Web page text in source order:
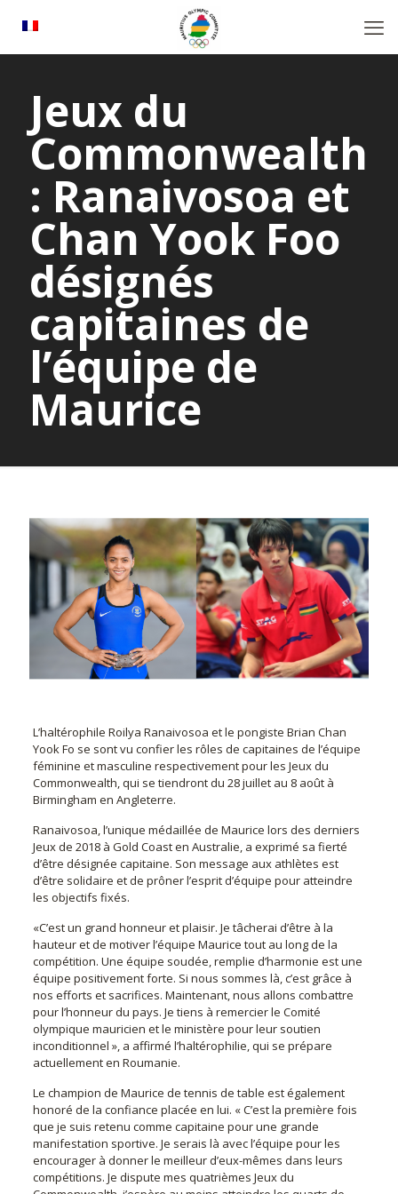
Jeux du
Commonwealth
: Ranaivosoa et
Chan Yook Foo
désignés
capitaines de
l’équipe de
Maurice
L’haltérophile Roilya Ranaivosoa et le pongiste Brian Chan
Yook Fo se sont vu confier les rôles de capitaines de l’équipe
féminine et masculine respectivement pour les Jeux du
Commonwealth, qui se tiendront du 28 juillet au 8 août à
Birmingham en Angleterre.
Ranaivosoa, l’unique médaillée de Maurice lors des derniers
Jeux de 2018 à Gold Coast en Australie, a exprimé sa fierté
d’être désignée capitaine. Son message aux athlètes est
d’être solidaire et de prôner l’esprit d’équipe pour atteindre
les objectifs fixés.
«C’est un grand honneur et plaisir. Je tâcherai d’être à la
hauteur et de motiver l’équipe Maurice tout au long de la
compétition. Une équipe soudée, remplie d’harmonie est une
équipe positivement forte. Si nous sommes là, c’est grâce à
nos efforts et sacrifices. Maintenant, nous allons combattre
pour l’honneur du pays. Je tiens à remercier le Comité
olympique mauricien et le ministère pour leur soutien
inconditionnel », a affirmé l’haltérophilie, qui se prépare
actuellement en Roumanie.
Le champion de Maurice de tennis de table est également
honoré de la confiance placée en lui. « C’est la première fois
que je suis retenu comme capitaine pour une grande
manifestation sportive. Je serais là avec l’équipe pour les
encourager à donner le meilleur d’eux-mêmes dans leurs
compétitions. Je dispute mes quatrièmes Jeux du